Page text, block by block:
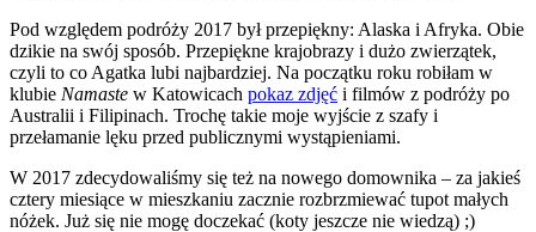
Pod względem podróży 2017 był przepiękny: Alaska i Afryka. Obie
dzikie na swój sposób. Przepiękne krajobrazy i dużo zwierzątek,
czyli to co Agatka lubi najbardziej. Na początku roku robiłam w
klubie Namaste w Katowicach pokaz zdjęć i filmów z podróży po
Australii i Filipinach. Trochę takie moje wyjście z szafy i
przełamanie lęku przed publicznymi wystąpieniami.
W 2017 zdecydowaliśmy się też na nowego domownika – za jakieś
cztery miesiące w mieszkaniu zacznie rozbrzmiewać tupot małych
nóżek. Już się nie mogę doczekać (koty jeszcze nie wiedzą) ;)